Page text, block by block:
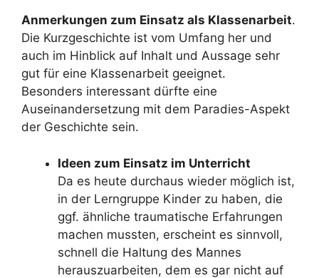
Anmerkungen zum Einsatz als Klassenarbeit.
Die Kurzgeschichte ist vom Umfang her und
auch im Hinblick auf Inhalt und Aussage sehr
gut für eine Klassenarbeit geeignet.
Besonders interessant dürfte eine
Auseinandersetzung mit dem Paradies-Aspekt
der Geschichte sein.
Ideen zum Einsatz im Unterricht
Da es heute durchaus wieder möglich ist,
in der Lerngruppe Kinder zu haben, die
ggf. ähnliche traumatische Erfahrungen
machen mussten, erscheint es sinnvoll,
schnell die Haltung des Mannes
herauszuarbeiten, dem es gar nicht auf